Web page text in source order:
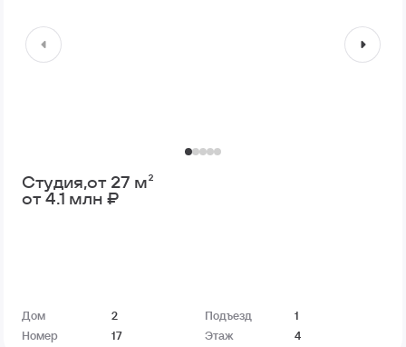
Студия,от 27 м²
от 4.1 млн ₽
Дом 2 Подъезд
1
Номер
17 Этаж 4